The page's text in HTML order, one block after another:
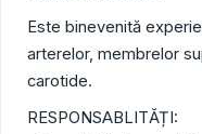
Este binevenită
arterelor, membrelor
carotide.
RESPONSABLITĂȚI: